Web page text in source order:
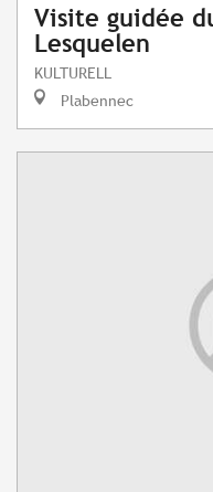
Visite guidée
Lesquelen
KULTURELL
Plabennec